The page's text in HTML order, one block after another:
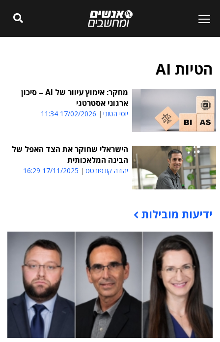
הטיות AI
מחקר: אימוץ עיוור של AI – סיכון
ארגוני אסטרטגי
יוסי הטוני 17/02/2026 11:34
הישראלי שחוקר את הצד האפל של
הבינה המלאכותית
יהודה קונפורטס 17/11/2025 16:29
תוכן פרסומי
ידיעות מובילות